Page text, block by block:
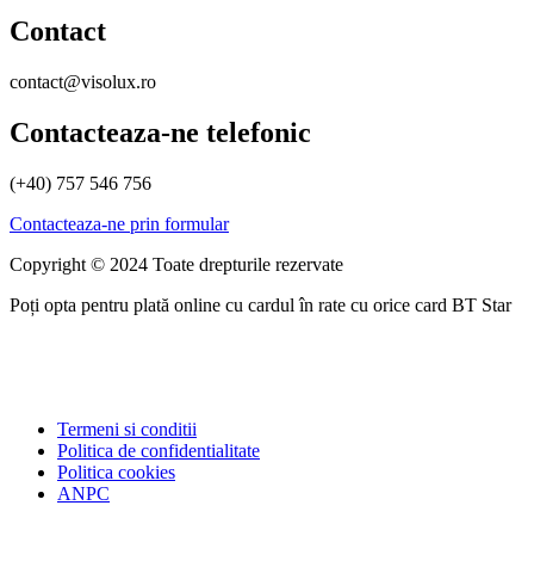
Contact
contact@visolux.ro
Contacteaza-ne telefonic
(+40) 757 546 756
Contacteaza-ne prin formular
Copyright © 2024 Toate drepturile rezervate
Poți opta pentru plată online cu cardul în rate cu orice card BT Star
Termeni si conditii
Politica de confidentialitate
Politica cookies
ANPC